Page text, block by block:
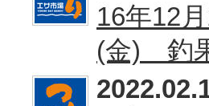
16年12
(金) 釣